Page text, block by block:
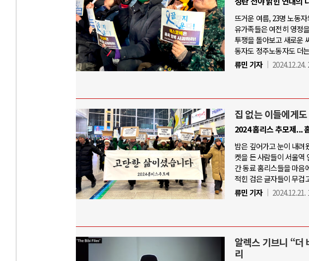
뜨거운 여름, 23명 노동
유가족들은 여전히 영정
투쟁을 돌아보고 새로운
동자도 정주노동자도 더
류민 기자
2024.12.24.
집 없는 이들에게
2024 홈리스 추모제...
밤은 깊어가고 눈이 내려
켓을 든 사람들이 서울역
간 동료 홈리스들을 마음
적힌 검은 글자들이 무겁
류민 기자
2024.12.21.
알렉스 기브니 “더
리